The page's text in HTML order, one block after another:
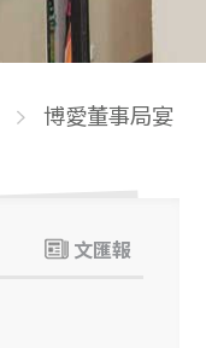
博愛董事局宴
文匯報